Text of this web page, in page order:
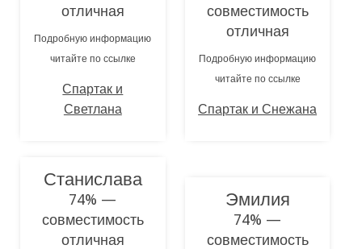
отличная
Подробную информацию
читайте по ссылке
Спартак и
Светлана
совместимость
отличная
Подробную информацию
читайте по ссылке
Спартак и Снежана
Станислава
74% —
совместимость
отличная
Эмилия
74% —
совместимость